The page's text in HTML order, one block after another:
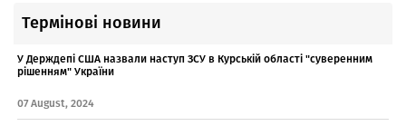
Термінові новини
У Держдепі США назвали наступ ЗСУ в Курській області "суверенним
рішенням" України
07 August, 2024